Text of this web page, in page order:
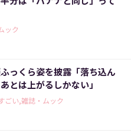
ック
っくら姿を披露「落ち込ん
とは上がるしかない」
ごい,雑誌・ムック